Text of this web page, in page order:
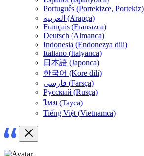
Português (Portekizce, Portekiz)
العربية (Arapça)
Français (Fransızca)
Deutsch (Almanca)
Indonesia (Endonezya dili)
Italiano (İtalyanca)
日本語 (Japonca)
한국어 (Kore dili)
فارسی (Farsça)
Русский (Rusça)
ไทย (Tayca)
Tiếng Việt (Vietnamca)